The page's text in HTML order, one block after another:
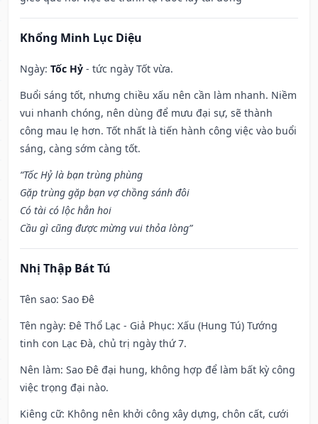
Khổng Minh Lục Diệu
Ngày: Tốc Hỷ - tức ngày Tốt vừa.
Buổi sáng tốt, nhưng chiều xấu nên cần làm nhanh. Niềm
vui nhanh chóng, nên dùng để mưu đại sự, sẽ thành
công mau lẹ hơn. Tốt nhất là tiến hành công việc vào buổi
sáng, càng sớm càng tốt.
“Tốc Hỷ là bạn trùng phùng
Gặp trùng gặp bạn vợ chồng sánh đôi
Có tài có lộc hẳn hoi
Cầu gì cũng được mừng vui thỏa lòng”
Nhị Thập Bát Tú
Tên sao: Sao Đê
Tên ngày: Đê Thổ Lạc - Giả Phục: Xấu (Hung Tú) Tướng
tinh con Lạc Đà, chủ trị ngày thứ 7.
Nên làm: Sao Đê đại hung, không hợp để làm bất kỳ công
việc trọng đại nào.
Kiêng cữ: Không nên khởi công xây dựng, chôn cất, cưới